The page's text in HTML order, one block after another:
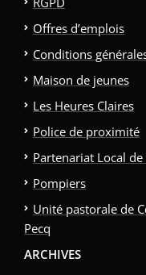
Offres d’emplois
Conditions
Maison de jeunes
Les Heures Claires
Police de proximité
Partenariat Local
Pompiers
Unité pastorale de
Pecq
ARCHIVES